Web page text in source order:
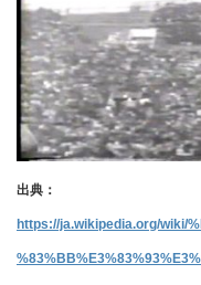
出典：
https://ja.wikipedia.org/wiki/